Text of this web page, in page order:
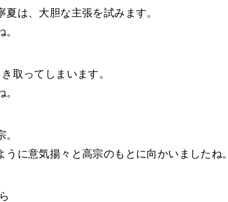
は、大胆な主張を試みます。
取ってしまいます。
に意気揚々と高宗のもとに向かいましたね。